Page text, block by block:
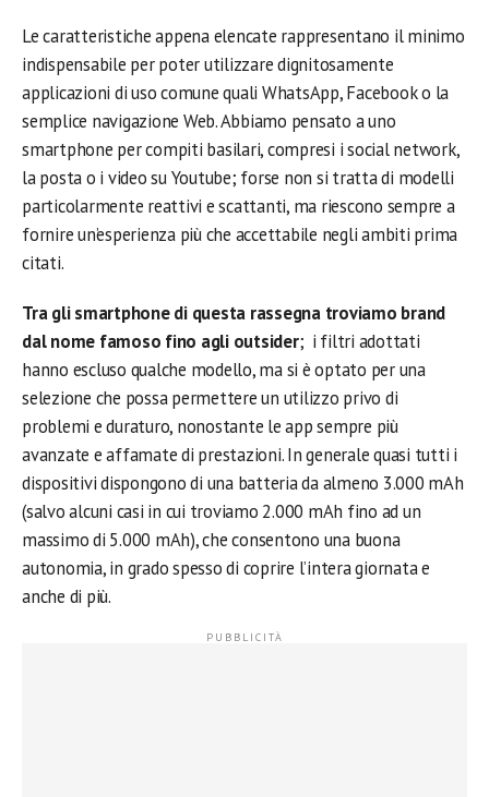
Le caratteristiche appena elencate rappresentano il minimo
indispensabile per poter utilizzare dignitosamente
applicazioni di uso comune quali WhatsApp, Facebook o la
semplice navigazione Web. Abbiamo pensato a uno
smartphone per compiti basilari, compresi i social network,
la posta o i video su Youtube; forse non si tratta di modelli
particolarmente reattivi e scattanti, ma riescono sempre a
fornire un’esperienza più che accettabile negli ambiti prima
citati.
Tra gli smartphone di questa rassegna troviamo brand
dal nome famoso fino agli outsider; i filtri adottati
hanno escluso qualche modello, ma si è optato per una
selezione che possa permettere un utilizzo privo di
problemi e duraturo, nonostante le app sempre più
avanzate e affamate di prestazioni. In generale quasi tutti i
dispositivi dispongono di una batteria da almeno 3.000 mAh
(salvo alcuni casi in cui troviamo 2.000 mAh fino ad un
massimo di 5.000 mAh), che consentono una buona
autonomia, in grado spesso di coprire l’intera giornata e
anche di più.